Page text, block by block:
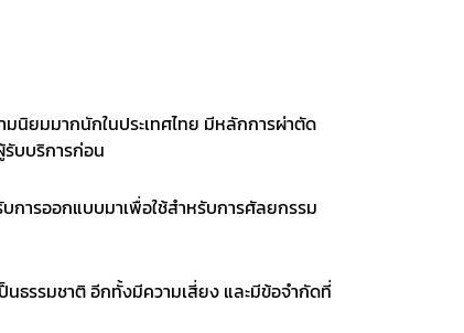
นิยมมากนักในประเทศไทย มีหลักการผ่าตัด
บบริการก่อน
การออกแบบมาเพื่อใช้สำหรับการศัลยกรรม
นธรรมชาติ อีกทั้งมีความเสี่ยง และมีข้อจำกัดที่